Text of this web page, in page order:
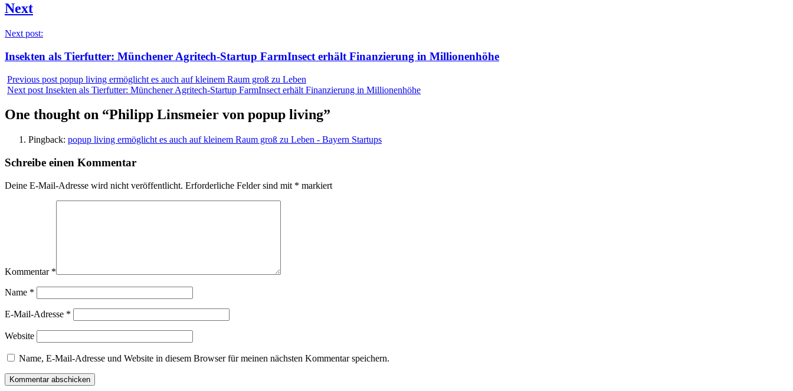
Next
Next post:
Insekten als Tierfutter: Münchener Agritech-Startup FarmInsect erhält Finanzierung in Millionenhöhe
Previous post popup living ermöglicht es auch auf kleinem Raum groß zu Leben
Next post Insekten als Tierfutter: Münchener Agritech-Startup FarmInsect erhält Finanzierung in Millionenhöhe
One thought on “Philipp Linsmeier von popup living”
Pingback: popup living ermöglicht es auch auf kleinem Raum groß zu Leben - Bayern Startups
Schreibe einen Kommentar
Deine E-Mail-Adresse wird nicht veröffentlicht. Erforderliche Felder sind mit * markiert
Kommentar *
Name *
E-Mail-Adresse *
Website
Name, E-Mail-Adresse und Website in diesem Browser für meinen nächsten Kommentar speichern.